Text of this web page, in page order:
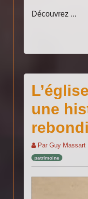
Découvrez ...
une
ParGuy Massart
patrimoine